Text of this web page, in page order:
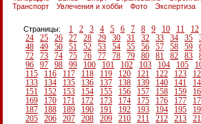
Транспорт
Увлечения и хобби Фото Экспертиза
Страницы: 1 2 3 4 5 6 7 8 9 10 11 12
24
25 26 27 28 29 30 31 32 33 34 35
48
49 50 51 52 53 54 55 56 57 58 59
72
73 74 75 76 77 78 79 80 81 82 83
96
97 98 99 100 101 102 103 104 105
115
116 117 118 119 120 121 122 123
133
134 135 136 137 138 139 140 141
151
152 153 154 155 156 157 158 159
169
170 171 172 173 174 175 176 177
187
188 189 190 191 192 193 194 195
205
206 207 208 209 210 211 212 213